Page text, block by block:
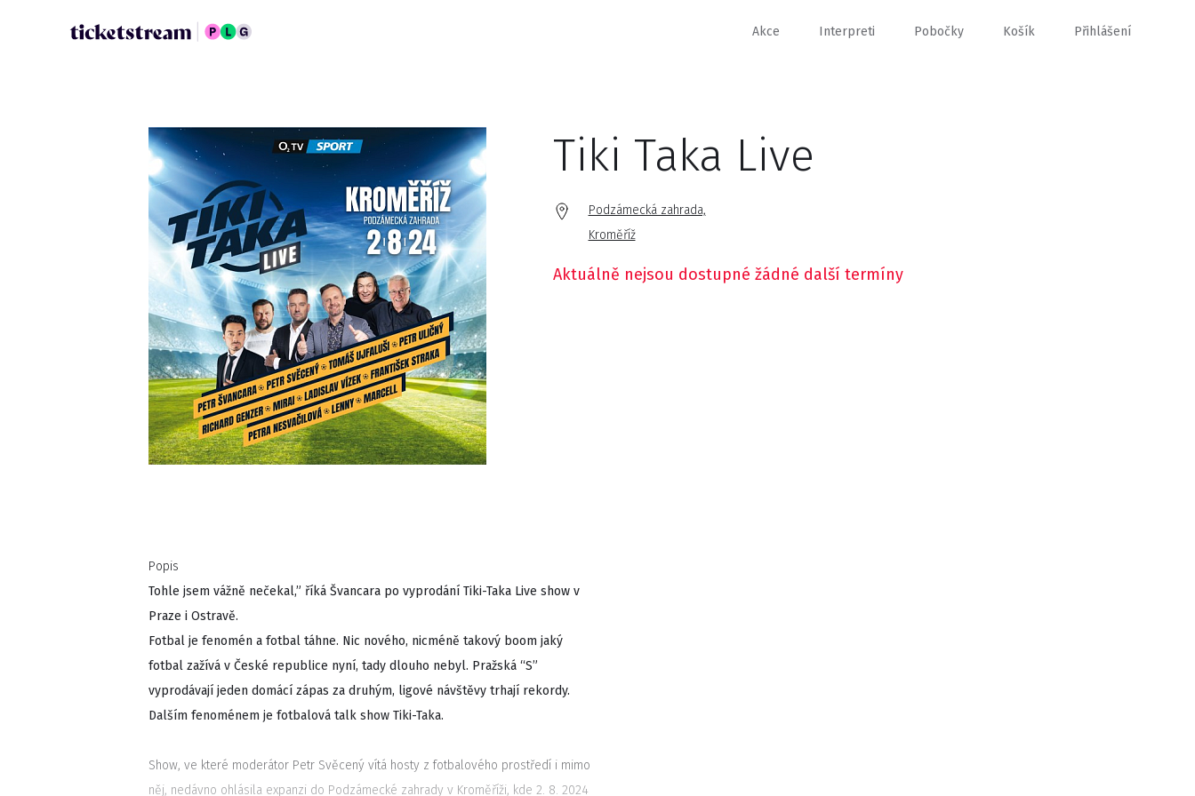
Akce Interpreti Pobočky Košík Přihlášení
Tiki Taka Live
Podzámecká zahrada,
Kroměříž
Aktuálně nejsou dostupné žádné další termíny
Popis
Tohle jsem vážně nečekal,” říká Švancara po vyprodání Tiki-Taka Live show v
Praze i Ostravě.
Fotbal je fenomén a fotbal táhne. Nic nového, nicméně takový boom jaký
fotbal zažívá v České republice nyní, tady dlouho nebyl. Pražská “S”
vyprodávají jeden domácí zápas za druhým, ligové návštěvy trhají rekordy.
Dalším fenoménem je fotbalová talk show Tiki-Taka.
Show, ve které moderátor Petr Svěcený vítá hosty z fotbalového prostředí i mimo
něj, nedávno ohlásila expanzi do Podzámecké zahrady v Kroměříži, kde 2. 8. 2024